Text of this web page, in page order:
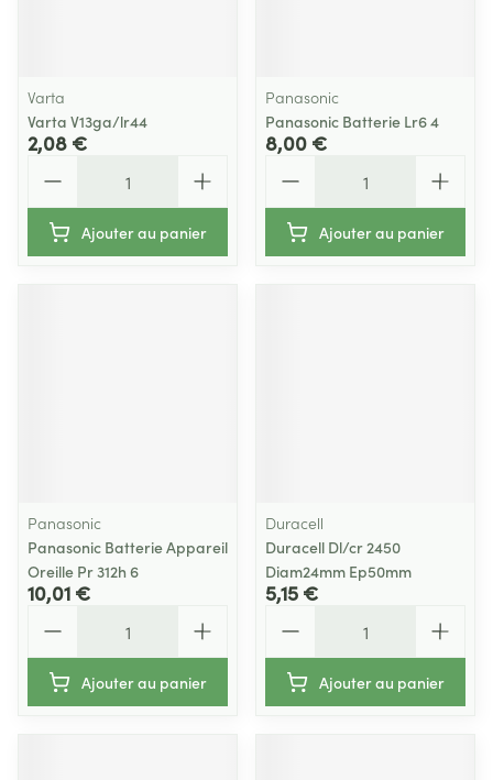
Varta
Varta V13ga/lr44
2,08 €
Ajouter au panier
Panasonic
Panasonic Batterie Lr6 4
8,00 €
Ajouter au panier
Panasonic
Panasonic Batterie Appareil
Oreille Pr 312h 6
10,01 €
Ajouter au panier
Duracell
Duracell Dl/cr 2450
Diam24mm Ep50mm
5,15 €
Ajouter au panier